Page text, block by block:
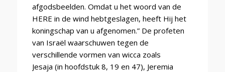
afgodsbeelden. Omdat u het woord van de
HERE in de wind hebtgeslagen, heeft Hij het
koningschap van u afgenomen.” De profeten
van Israël waarschuwen tegen de
verschillende vormen van wicca zoals
Jesaja (in hoofdstuk 8, 19 en 47), Jeremia